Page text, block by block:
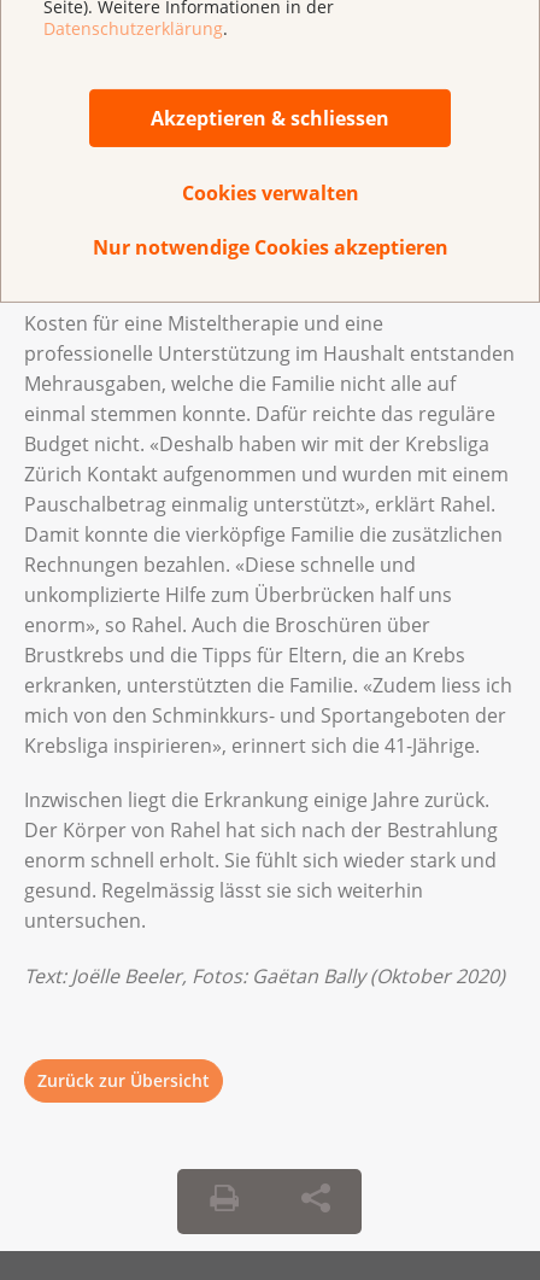
Seite). Weitere Informationen in der
Datenschutzerklärung.
Akzeptieren & schliessen
Cookies verwalten
Nur notwendige Cookies akzeptieren
entlastete uns enorm. Auch wenn wir uns daran
anzunehmen, war es wunderbar!» Noch heute sei sie
diesen Menschen für ihren Einsatz enorm dankbar,
sagt sie.
Die halbjährige Therapie wirbelte nicht nur das
Familienleben komplett durcheinander, sie führte
auch zu einem finanziellen Engpass. Durch die hohe
Kosten für eine Misteltherapie und eine
professionelle Unterstützung im Haushalt entstanden
Mehrausgaben, welche die Familie nicht alle auf
einmal stemmen konnte. Dafür reichte das reguläre
Budget nicht. «Deshalb haben wir mit der Krebsliga
Zürich Kontakt aufgenommen und wurden mit einem
Pauschalbetrag einmalig unterstützt», erklärt Rahel.
Damit konnte die vierköpfige Familie die zusätzlichen
Rechnungen bezahlen. «Diese schnelle und
unkomplizierte Hilfe zum Überbrücken half uns
enorm», so Rahel. Auch die Broschüren über
Brustkrebs und die Tipps für Eltern, die an Krebs
erkranken, unterstützten die Familie. «Zudem liess ich
mich von den Schminkkurs- und Sportangeboten der
Krebsliga inspirieren», erinnert sich die 41-Jährige.
Inzwischen liegt die Erkrankung einige Jahre zurück.
Der Körper von Rahel hat sich nach der Bestrahlung
enorm schnell erholt. Sie fühlt sich wieder stark und
gesund. Regelmässig lässt sie sich weiterhin
untersuchen.
Text: Joëlle Beeler, Fotos: Gaëtan Bally (Oktober 2020)
Zurück zur Übersicht